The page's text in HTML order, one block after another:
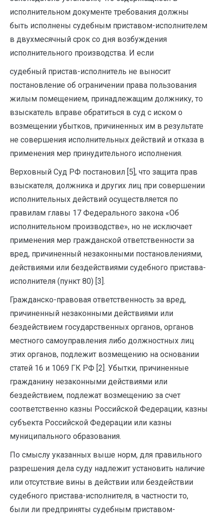
исполнительном документе требования должны
быть исполнены судебным приставом-исполнителем
в двухмесячный срок со дня возбуждения
исполнительного производства. И если
судебный пристав-исполнитель не выносит
постановление об ограничении права пользования
жилым помещением, принадлежащим должнику, то
взыскатель вправе обратиться в суд с иском о
возмещении убытков, причиненных им в результате
не совершения исполнительных действий и отказа в
применения мер принудительного исполнения.
Верховный Суд РФ постановил [5], что защита прав
взыскателя, должника и других лиц при совершении
исполнительных действий осуществляется по
правилам главы 17 Федерального закона «Об
исполнительном производстве», но не исключает
применения мер гражданской ответственности за
вред, причиненный незаконными постановлениями,
действиями или бездействиями судебного пристава-
исполнителя (пункт 80) [3].
Гражданско-правовая ответственность за вред,
причиненный незаконными действиями или
бездействием государственных органов, органов
местного самоуправления либо должностных лиц
этих органов, подлежит возмещению на основании
статей 16 и 1069 ГК РФ [2]. Убытки, причиненные
гражданину незаконными действиями или
бездействием, подлежат возмещению за счет
соответственно казны Российской Федерации, казны
субъекта Российской Федерации или казны
муниципального образования.
По смыслу указанных выше норм, для правильного
разрешения дела суду надлежит установить наличие
или отсутствие вины в действии или бездействии
судебного пристава-исполнителя, в частности то,
были ли предприняты судебным приставом-